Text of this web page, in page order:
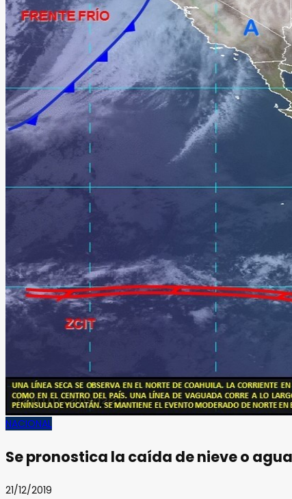
NACIONAL
Se pronostica la caída de nieve o
21/12/2019